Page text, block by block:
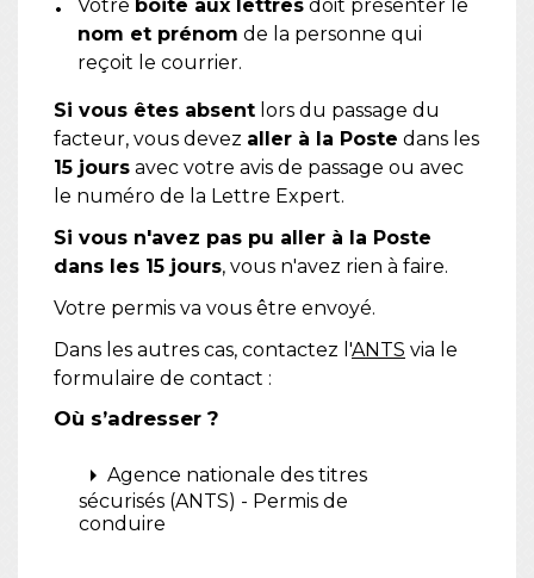
Votre boite aux lettres doit présenter le
nom et prénom de la personne qui
reçoit le courrier.
Si vous êtes absent lors du passage du
facteur, vous devez aller à la Poste dans les
15 jours avec votre avis de passage ou avec
le numéro de la Lettre Expert.
Si vous n'avez pas pu aller à la Poste
dans les 15 jours, vous n'avez rien à faire.
Votre permis va vous être envoyé.
Dans les autres cas, contactez l'ANTS via le
formulaire de contact :
Où s’adresser ?
arrow_right Agence nationale des titres
sécurisés (ANTS) - Permis de
conduire